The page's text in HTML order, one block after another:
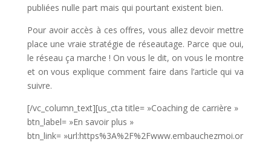
publiées nulle part mais qui pourtant existent bien.
Pour avoir accès à ces offres, vous allez devoir mettre
place une vraie stratégie de réseautage. Parce que oui,
le réseau ça marche ! On vous le dit, on vous le montre
et on vous explique comment faire dans l’article qui va
suivre.
[/vc_column_text][us_cta title= »Coaching de carrière »
btn_label= »En savoir plus »
btn_link= »url:https%3A%2F%2Fwww.embauchezmoi.or